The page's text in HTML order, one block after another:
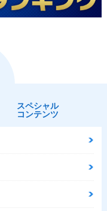
スペシャル
コンテンツ